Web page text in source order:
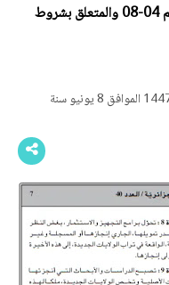
قانون رقم 26-12 يعدل ويتمم القانون رقم 04-08 والمتعلق بشروط
قانون رقم 26-12 مؤرخ في 22 ذي الحجة عام 1447 الموافق 8 يونيو سنة